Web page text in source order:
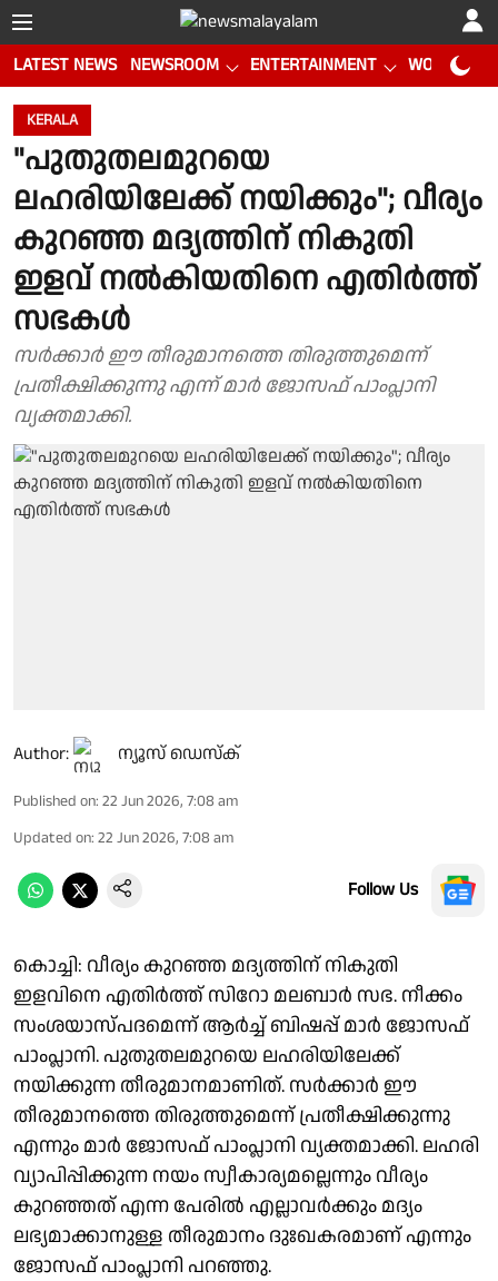
LATEST NEWS NEWSROOM ENTERTAINMENT WORLD CUP
KERALA
"പുതുതലമുറയെ
ലഹരിയിലേക്ക് നയിക്കും"; വീര്യം
കുറഞ്ഞ മദ്യത്തിന് നികുതി
ഇളവ് നൽകിയതിനെ എതിർത്ത്
സഭകൾ
സർക്കാർ ഈ തീരുമാനത്തെ തിരുത്തുമെന്ന്
പ്രതീക്ഷിക്കുന്നു എന്ന് മാർ ജോസഫ് പാംപ്ലാനി
വ്യക്തമാക്കി.
Author: ന്യൂസ് ഡെസ്ക്
Published on: 22 Jun 2026, 7:08 am
Updated on: 22 Jun 2026, 7:08 am
Follow Us
കൊച്ചി: വീര്യം കുറഞ്ഞ മദ്യത്തിന് നികുതി
ഇളവിനെ എതിർത്ത് സിറോ മലബാർ സഭ. നീക്കം
സംശയാസ്പദമെന്ന് ആർച്ച് ബിഷപ്പ് മാർ ജോസഫ്
പാംപ്ലാനി. പുതുതലമുറയെ ലഹരിയിലേക്ക്
നയിക്കുന്ന തീരുമാനമാണിത്. സർക്കാർ ഈ
തീരുമാനത്തെ തിരുത്തുമെന്ന് പ്രതീക്ഷിക്കുന്നു
എന്നും മാർ ജോസഫ് പാംപ്ലാനി വ്യക്തമാക്കി. ലഹരി
വ്യാപിപ്പിക്കുന്ന നയം സ്വീകാര്യമല്ലെന്നും വീര്യം
കുറഞ്ഞത് എന്ന പേരിൽ എല്ലാവർക്കും മദ്യം
ലഭ്യമാക്കാനുള്ള തീരുമാനം ദുഃഖകരമാണ് എന്നും
ജോസഫ് പാംപ്ലാനി പറഞ്ഞു.